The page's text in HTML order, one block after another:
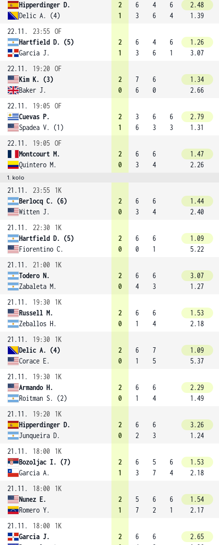
Hipperdinger D.
Delic A. (4)
2
1
6
3
4
6
6
4
2.48
1.39
22.11.
23:55 OF
Hartfield D. (5)
Garcia J.
2
1
6
3
4
6
6
1
1.26
3.07
22.11.
19:20 OF
Kim K. (3)
Baker J.
2
0
7
6
6
0
1.34
2.66
22.11.
19:05 OF
Cuevas P.
Spadea V. (1)
2
1
3
6
6
3
6
3
2.79
1.31
22.11.
19:05 OF
Montcourt M.
Quintero M.
2
0
6
3
6
4
1.47
2.26
1. kolo
21.11. 23:55
1K
Berlocq C. (6)
Witten J.
2
0
6
3
6
4
1.44
2.40
21.11.
22:30
1K
Hartfield D. (5)
Fiorentino C.
2
0
6
0
6
1
1.09
5.22
21.11.
21:00
1K
Todero N.
Zabaleta M.
2
0
6
4
6
3
3.07
1.27
21.11.
19:30
1K
Russell M.
Zeballos H.
2
0
6
1
6
4
1.53
2.18
21.11.
19:30
1K
Delic A. (4)
Corace E.
2
0
6
1
7
5
1.09
5.37
21.11.
19:30
1K
Armando H.
Roitman S. (2)
2
0
6
1
6
4
2.29
1.49
21.11.
19:20
1K
Hipperdinger D.
Junqueira D.
2
0
6
2
6
3
3.26
1.24
21.11.
18:00
1K
Bozoljac I. (7)
Garcia A.
2
1
6
3
5
7
6
4
1.53
2.18
21.11.
18:00
1K
Nunez E.
Romero Y.
2
1
5
7
6
2
6
1
1.54
2.17
21.11.
18:00
1K
Garcia J.
2
6
6
2.65